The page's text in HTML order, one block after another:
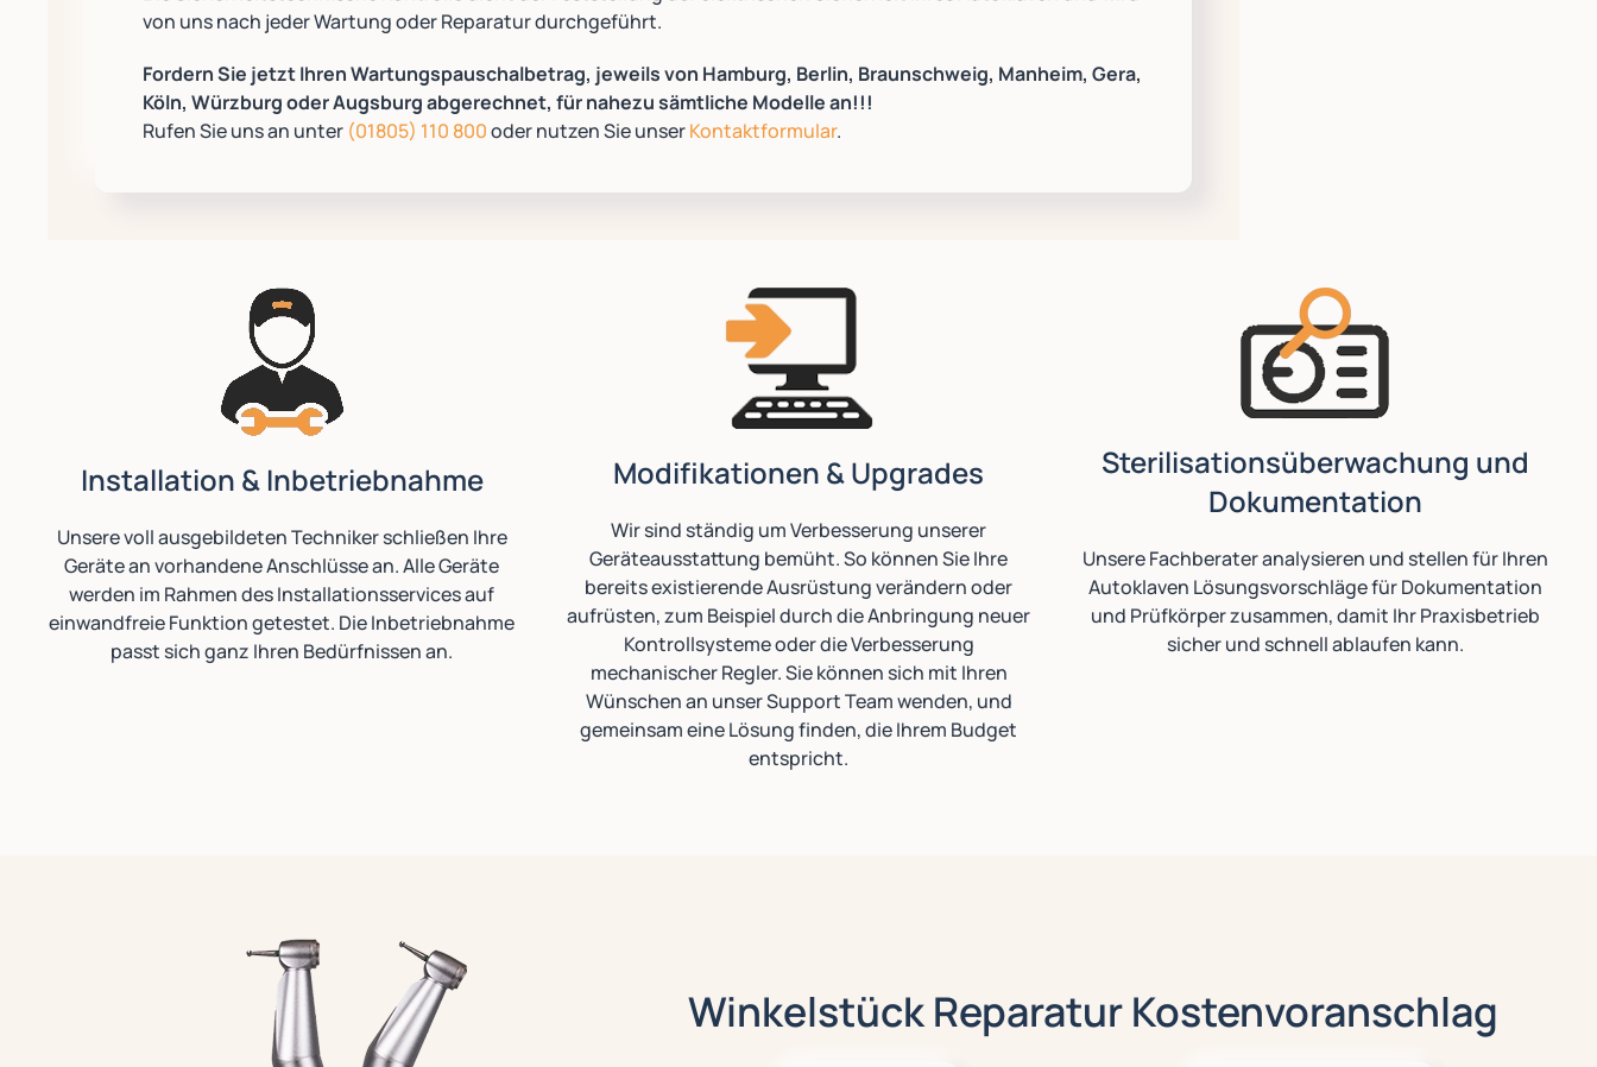
von uns nach jeder Wartung oder Reparatur durchgeführt.
Fordern Sie jetzt Ihren Wartungspauschalbetrag, jeweils von Hamburg, Berlin, Braunschweig, Manheim, Gera,
Köln, Würzburg oder Augsburg abgerechnet, für nahezu sämtliche Modelle an!!!
Rufen Sie uns an unter (01805) 110 800oder nutzen Sie unserKontaktformular.
Installation & Inbetriebnahme
Unsere voll ausgebildeten Techniker schließen Ihre
Geräte an vorhandene Anschlüsse an. Alle Geräte
werden im Rahmen des Installationsservices auf
einwandfreie Funktion getestet. Die Inbetriebnahme
passt sich ganz Ihren Bedürfnissen an.
Modifikationen & Upgrades
Wir sind ständig um Verbesserung unserer
Geräteausstattung bemüht. So können Sie Ihre
bereits existierende Ausrüstung verändern oder
aufrüsten, zum Beispiel durch die Anbringung neuer
Kontrollsysteme oder die Verbesserung
mechanischer Regler. Sie können sich mit Ihren
Wünschen an unser Support Team wenden, und
gemeinsam eine Lösung finden, die Ihrem Budget
entspricht.
Sterilisationsüberwachung und
Dokumentation
Unsere Fachberater analysieren und stellen für Ihren
Autoklaven Lösungsvorschläge für Dokumentation
und Prüfkörper zusammen, damit Ihr Praxisbetrieb
sicher und schnell ablaufen kann.
Winkelstück Reparatur Kostenvoranschlag